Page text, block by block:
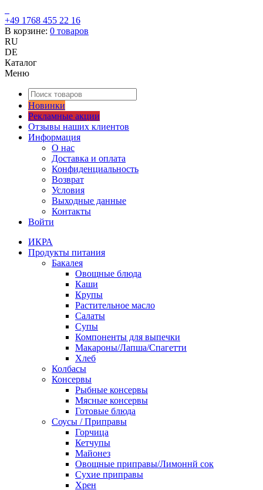
+49 1768 455 22 16
В корзине: 0 товаров
RU
DE
Каталог
Меню
Новинки
Рекламные акции
Отзывы наших клиентов
Информация
О нас
Доставка и оплата
Конфиденциальность
Возврат
Условия
Выходные данные
Контакты
Войти
ИКРА
Продукты питания
Бакалея
Овощные блюда
Каши
Крупы
Растительное масло
Салаты
Супы
Компоненты для выпечки
Макароны/Лапша/Спагетти
Хлеб
Колбасы
Консервы
Рыбные консервы
Мясные консервы
Готовые блюда
Соусы / Приправы
Горчица
Кетчупы
Майонез
Овощные приправы/Лимоннй сок
Сухие приправы
Хрен